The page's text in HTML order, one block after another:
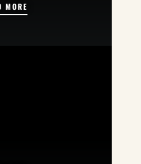
MORELEFFE BLONDE